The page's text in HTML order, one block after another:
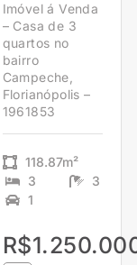
Imóvel á Venda
– Casa de 3
quartos no
bairro
Campeche,
Florianópolis –
1961853
118.87m²
3
3
1